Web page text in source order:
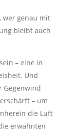
wer genau mit
bleibt auch
– eine in
Und
Gegenwind
– um
die Luft
erwähnten